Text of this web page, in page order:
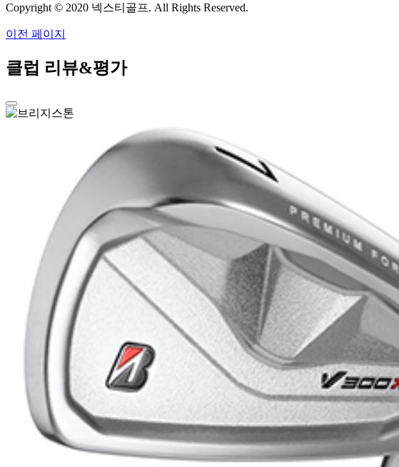
Copyright © 2020 넥스티골프. All Rights Reserved.
이전 페이지
클럽 리뷰&평가